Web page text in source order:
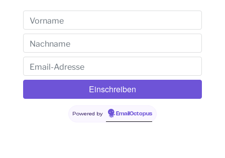
Powered by EmailOctopus